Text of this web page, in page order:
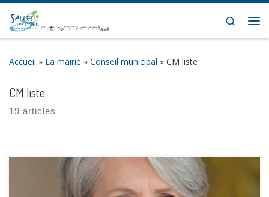
Skip to content
Search
Accueil » La mairie » Conseil municipal » CM liste
CM liste
19 articles